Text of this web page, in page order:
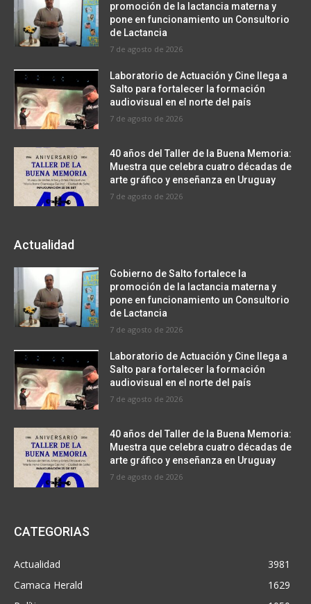
promoción de la lactancia materna y
pone en funcionamiento un Consultorio
de Lactancia
7 de agosto de 2026
Laboratorio de Actuación y Cine llega a
Salto para fortalecer la formación
audiovisual en el norte del país
7 de agosto de 2026
40 años del Taller de la Buena Memoria:
Muestra que celebra cuatro décadas de
arte gráfico y enseñanza en Uruguay
7 de agosto de 2026
Actualidad
Gobierno de Salto fortalece la
promoción de la lactancia materna y
pone en funcionamiento un Consultorio
de Lactancia
7 de agosto de 2026
Laboratorio de Actuación y Cine llega a
Salto para fortalecer la formación
audiovisual en el norte del país
7 de agosto de 2026
40 años del Taller de la Buena Memoria:
Muestra que celebra cuatro décadas de
arte gráfico y enseñanza en Uruguay
7 de agosto de 2026
CATEGORIAS
Actualidad
3981
Camaca Herald
1629